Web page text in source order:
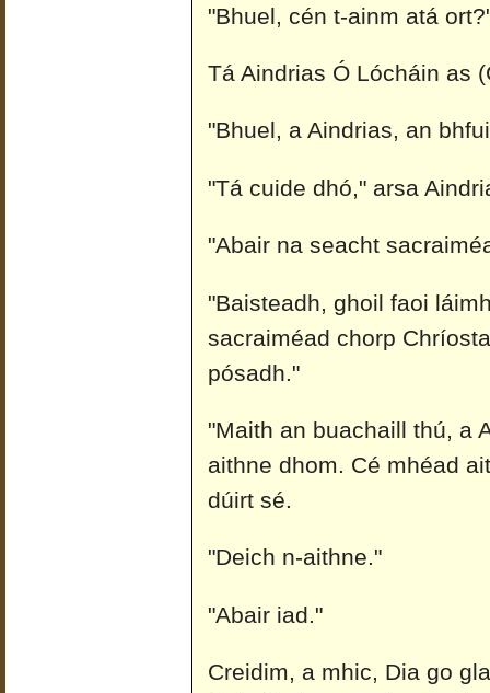
"Bhuel, cén t-ainm atá
Tá Aindrias Ó Lócháin as
"Bhuel, a Aindrias, an
"Tá cuide dhó," arsa
"Abair na seacht
"Baisteadh, ghoil faoi
sacraiméad chorp
pósadh."
"Maith an buachaill thú, a
aithne dhom. Cé mhéad
dúirt sé.
"Deich n-aithne."
"Abair iad."
Creidim, a mhic, Dia go